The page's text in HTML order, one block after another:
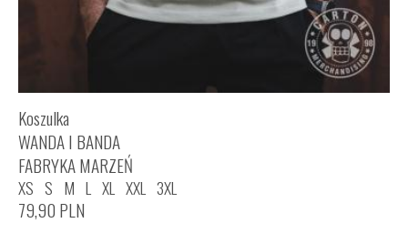
Koszulka
WANDA I BANDA
FABRYKA MARZEŃ
XS S M L XL XXL 3XL
79,90 PLN